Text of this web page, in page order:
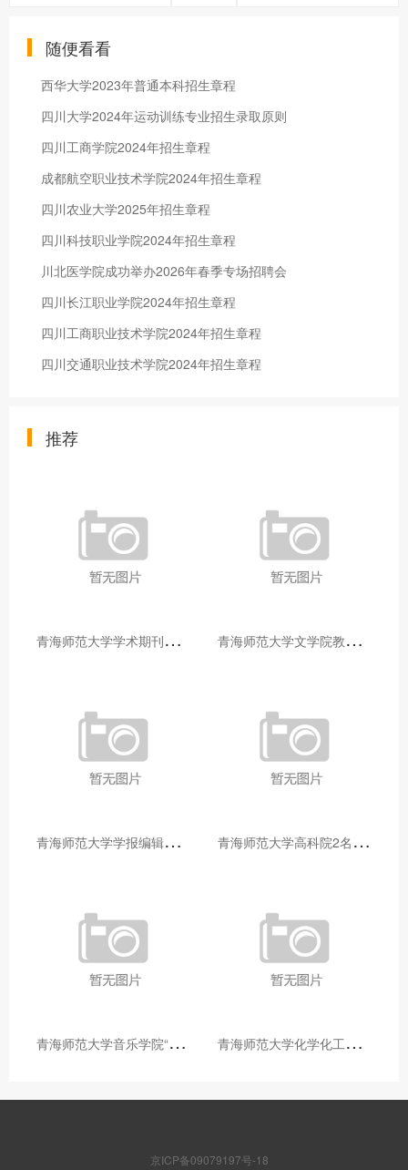
随便看看
西华大学2023年普通本科招生章程
四川大学2024年运动训练专业招生录取原则
四川工商学院2024年招生章程
成都航空职业技术学院2024年招生章程
四川农业大学2025年招生章程
四川科技职业学院2024年招生章程
川北医学院成功举办2026年春季专场招聘会
四川长江职业学院2024年招生章程
四川工商职业技术学院2024年招生章程
四川交通职业技术学院2024年招生章程
推荐
青
海师范大学学术期刊两个专栏入选2025年青海省期刊重点专栏 青
海师范大学文学院教师赴山东省相关高校和学术机构交流学习
青
海师范大学学报编辑部赴大通县城关镇上毛佰胜村开展帮扶慰问活动 青
海师范大学高科院2名专家当选中国科学院院士
青
海师范大学音乐学院“青舞华章”本科舞蹈专业中期汇报圆满落幕 青
海师范大学化学化工学院开展铸牢中华民族共同体意识大讲堂活动
京ICP备09079197号-18